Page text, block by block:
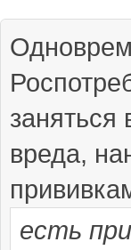
вреда,
есть